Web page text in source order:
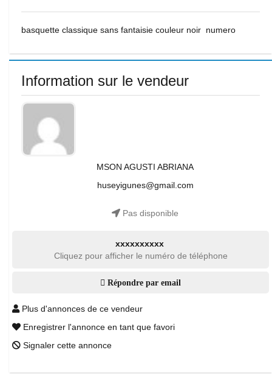
basquette classique sans fantaisie couleur noir numero
Information sur le vendeur
MSON AGUSTI ABRIANA
huseyigunes@gmail.com
Pas disponible
xxxxxxxxxx
Cliquez pour afficher le numéro de téléphone
Répondre par email
Plus d'annonces de ce vendeur
Enregistrer l'annonce en tant que favori
Signaler cette annonce